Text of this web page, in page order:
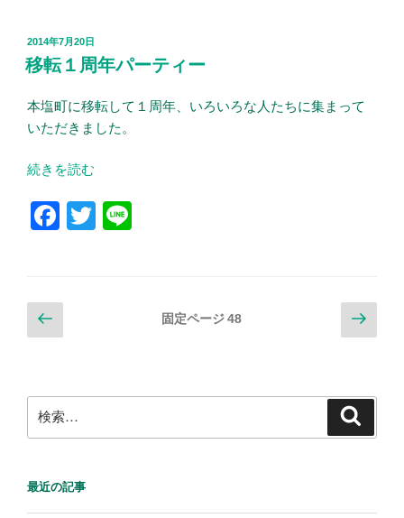
パ
ー
テ
ィ
ー
2014
の
c
e
o
o
k
er
投
稿
日:
2014年7月20日
移転１周年パーティー
本塩町に移転して１周年、いろいろな人たちに集まって
いただきました。
“移
１
周
テ
ィ
続きを読む
F
e
b
o
k
T
投
稿
ー
ジ
り
前
の
ジ
固定ページ48
次
の
ジ
索:
最近の記事